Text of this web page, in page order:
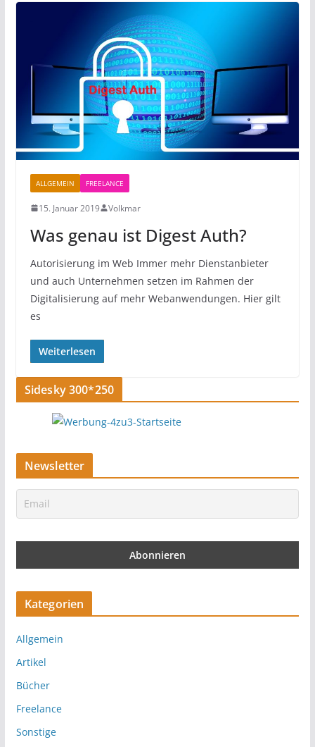
ALLGEMEIN FREELANCE
15. Januar 2019 Volkmar
Was genau ist Digest Auth?
Autorisierung im Web Immer mehr Dienstanbieter
und auch Unternehmen setzen im Rahmen der
Digitalisierung auf mehr Webanwendungen. Hier gilt
es
Weiterlesen
Sidesky 300*250
Newsletter
Kategorien
Allgemein
Artikel
Bücher
Freelance
Sonstige